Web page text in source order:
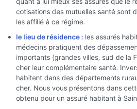
cotisations des mutuelles santé sont
les affilié à ce régime.
le lieu de résidence : les assurés
médecins pratiquent des
importants (grandes villes, sud de la
cher leur complémentaire santé.
habitent dans des départements
cher. Nous vous présentons dans
obtenu pour un assuré habitant à